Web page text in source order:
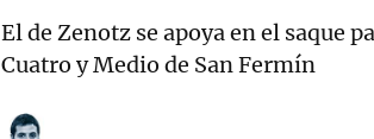
El de Zenotz se apoya en el saque
Cuatro y Medio de San Fermín